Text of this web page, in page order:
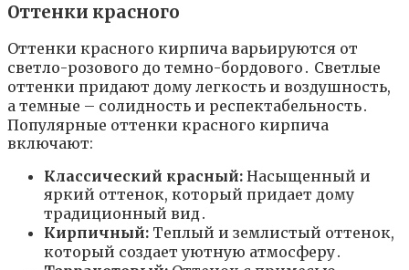
Оттенки красного
Оттенки красного кирпича варьируются от
светло-розового до темно-бордового․ Светлые
оттенки придают дому легкость и воздушность,
а темные – солидность и респектабельность․
Популярные оттенки красного кирпича
включают:
Классический красный: Насыщенный и
яркий оттенок, который придает дому
традиционный вид․
Кирпичный: Теплый и землистый оттенок,
который создает уютную атмосферу․